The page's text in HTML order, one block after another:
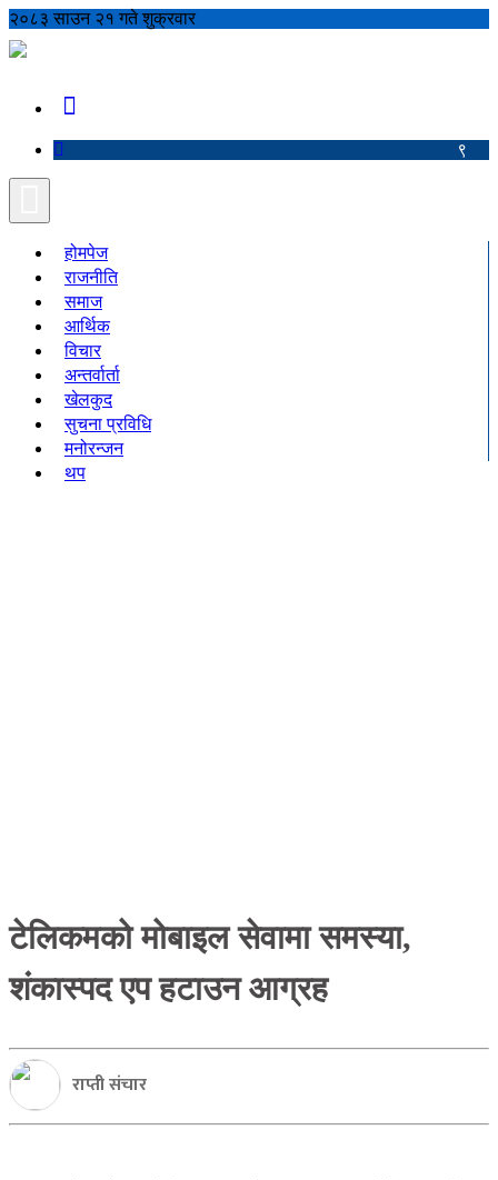
२०८३ साउन २१ गते शुक्रवार
९
होमपेज
राजनीति
समाज
आर्थिक
विचार
अन्तर्वार्ता
खेलकुद
सुचना प्रविधि
मनोरन्जन
थप
टेलिकमको मोबाइल सेवामा समस्या,
शंकास्पद एप हटाउन आग्रह
राप्ती संचार